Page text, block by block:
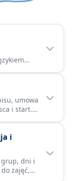
naszą
umowa
i start.
i
grup, dni i
zajęć,